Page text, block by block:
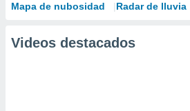
Mapa de nubosidad Radar de lluvia
Videos destacados